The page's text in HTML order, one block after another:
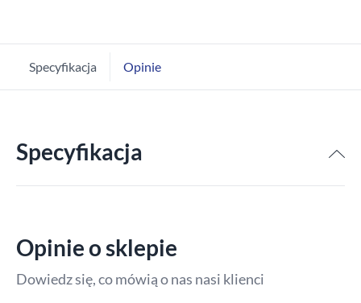
Specyfikacja Opinie
Specyfikacja
Opinie o sklepie
Dowiedz się, co mówią o nas nasi klienci